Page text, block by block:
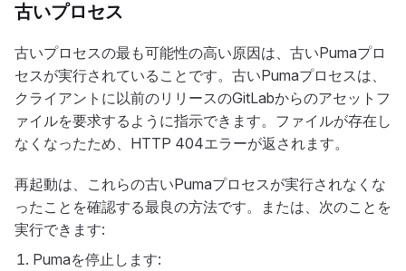
古いプロセス
古いプロセスの最も可能性の高い原因は、古いPumaプロ
セスが実行されていることです。古いPumaプロセスは、
クライアントに以前のリリースのGitLabからのアセットフ
ァイルを要求するように指示できます。ファイルが存在し
なくなったため、HTTP 404エラーが返されます。
再起動は、これらの古いPumaプロセスが実行されなくな
ったことを確認する最良の方法です。または、次のことを
実行できます:
Pumaを停止します: